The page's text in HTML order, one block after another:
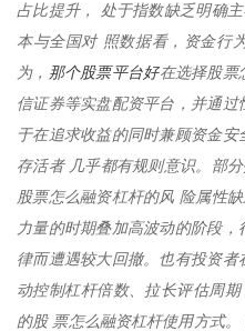
占比提升， 处于指数缺乏明确
本与全国对 照数据看，资金行
为， 那个股票平台好在选择股票
信证券等实盘配资平台，并通
于在追求收益的同时兼顾资金安
存活者 几乎都有规则意识。部
股票怎么融资杠杆的风 险属性
力量的时期叠加高波动的阶段
律而遭遇较大回撤。也有投资
动控制杠杆倍数、拉长评估周
的股 票怎么融资杠杆使用方式